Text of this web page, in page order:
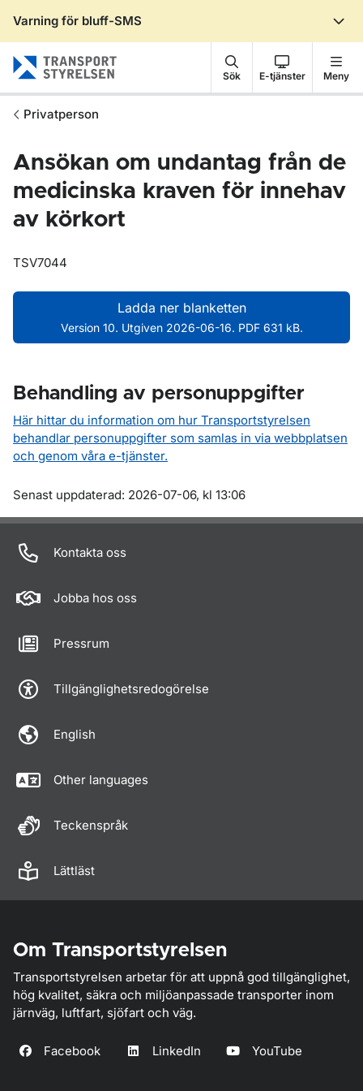
Varning för bluff-SMS
Sök E-tjänster Meny
Privatperson
Ansökan om undantag från de
medicinska kraven för innehav
av körkort
TSV7044
Ladda ner blanketten
Version 10. Utgiven 2026-06-16. PDF 631 kB.
Behandling av personuppgifter
Här hittar du information om hur Transportstyrelsen
behandlar personuppgifter som samlas in via webbplatsen
och genom våra e-tjänster.
Om sidan
Senast uppdaterad: 2026-07-06, kl 13:06
Kontakta oss
Jobba hos oss
Pressrum
Tillgänglighetsredogörelse
English
Other languages
Teckenspråk
Lättläst
Om Transportstyrelsen
Transportstyrelsen arbetar för att uppnå god tillgänglighet,
hög kvalitet, säkra och miljöanpassade transporter inom
järnväg, luftfart, sjöfart och väg.
Facebook LinkedIn YouTube